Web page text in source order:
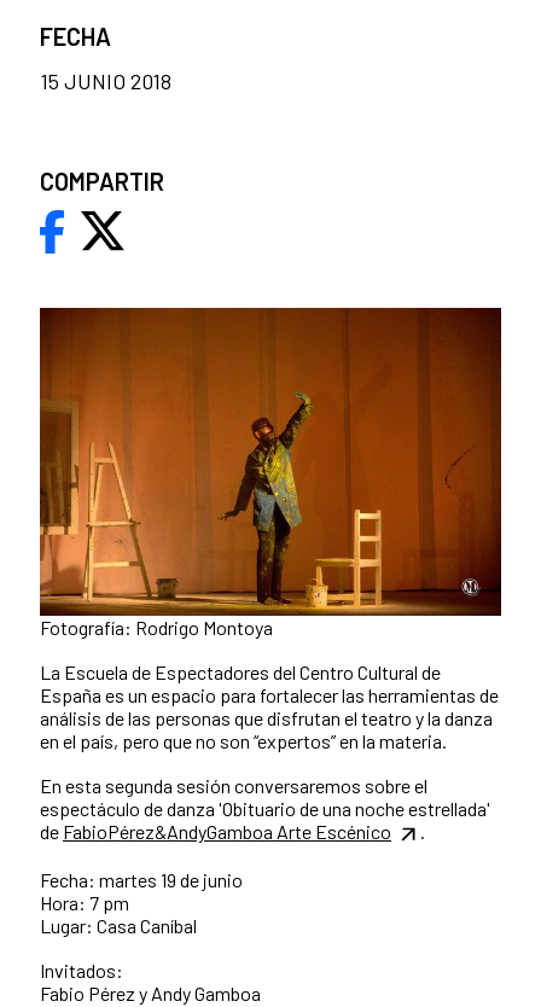
Fotografía: Rodrigo Montoya
La Escuela de Espectadores del Centro Cultural de
España es un espacio para fortalecer las herramientas de
análisis de las personas que disfrutan el teatro y la danza
en el país, pero que no son “expertos” en la materia.
En esta segunda sesión conversaremos sobre el
espectáculo de danza 'Obituario de una noche estrellada'
de FabioPérez&AndyGamboa Arte Escénico .
Fecha: martes 19 de junio
Hora: 7 pm
Lugar: Casa Caníbal
Invitados:
Fabio Pérez y Andy Gamboa
FECHA
15 JUNIO 2018
COMPARTIR